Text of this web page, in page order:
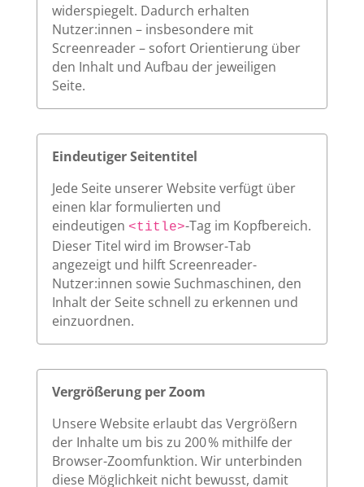
widerspiegelt. Dadurch erhalten
Nutzer:innen – insbesondere mit
Screenreader – sofort Orientierung über
den Inhalt und Aufbau der jeweiligen
Seite.
Eindeutiger Seitentitel
Jede Seite unserer Website verfügt über
einen klar formulierten und
eindeutigen <title>-Tag im Kopfbereich.
Dieser Titel wird im Browser-Tab
angezeigt und hilft Screenreader-
Nutzer:innen sowie Suchmaschinen, den
Inhalt der Seite schnell zu erkennen und
einzuordnen.
Vergrößerung per Zoom
Unsere Website erlaubt das Vergrößern
der Inhalte um bis zu 200 % mithilfe der
Browser-Zoomfunktion. Wir unterbinden
diese Möglichkeit nicht bewusst, damit